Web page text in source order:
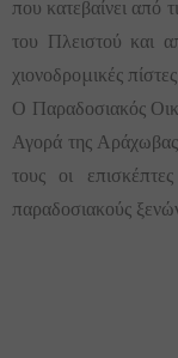
που κατεβαίνει από
του Πλειστού και
χιονοδρομικές
Ο Παραδοσιακός
Αγορά της
τους οι
παραδοσιακούς